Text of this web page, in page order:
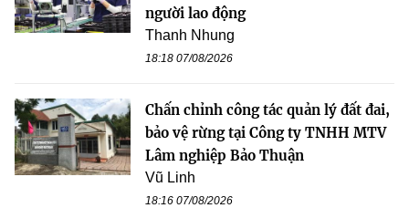
người lao động
Thanh Nhung
18:18 07/08/2026
Chấn chỉnh công tác quản lý đất đai,
bảo vệ rừng tại Công ty TNHH MTV
Lâm nghiệp Bảo Thuận
Vũ Linh
18:16 07/08/2026